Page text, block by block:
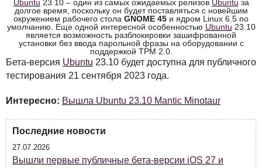
Ubuntu 23.10 – один из самых ожидаемых релизов Ubuntu за
долгое время, поскольку он будет поставляться с новейшим
окружением рабочего стола GNOME 45 и ядром Linux 6.5 по
умолчанию. Еще одной интересной особенностью Ubuntu 23.10
является возможность разблокировки зашифрованной
установки без ввода парольной фразы на оборудовании с
поддержкой TPM 2.0.
Бета-версия Ubuntu 23.10 будет доступна для публичного
тестирования 21 сентября 2023 года.
Интересно: Вышла Ubuntu 23.10 Mantic Minotaur
Последние новости
27.07.2026
Вышли первые публичные бета-версии iOS 27 и